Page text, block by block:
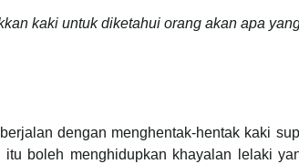
kaki untuk diketahui orang akan apa
dengan menghentak-hentak kaki
boleh menghidupkan khayalan lelaki